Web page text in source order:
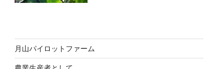
月山パイロットファーム